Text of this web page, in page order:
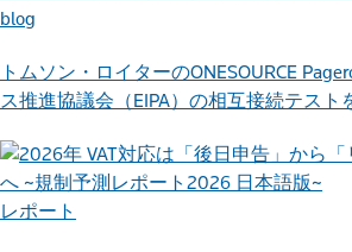
blog
トムソン・ロイターのONESOURCE
ス推進協議会（EIPA）の相互接続テスト
レポート